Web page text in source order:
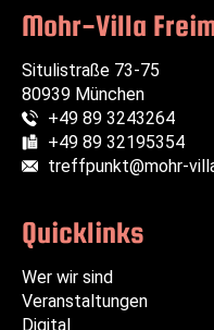
Mohr-Villa
Situlistraße 73-75
80939 München
Telefon:
+49 89 3243264
Fax:
+49 89 32195354
E-Mail:
treffpunkt@mohr-
Quicklinks
Wer wir sind
Veranstaltungen
Digital